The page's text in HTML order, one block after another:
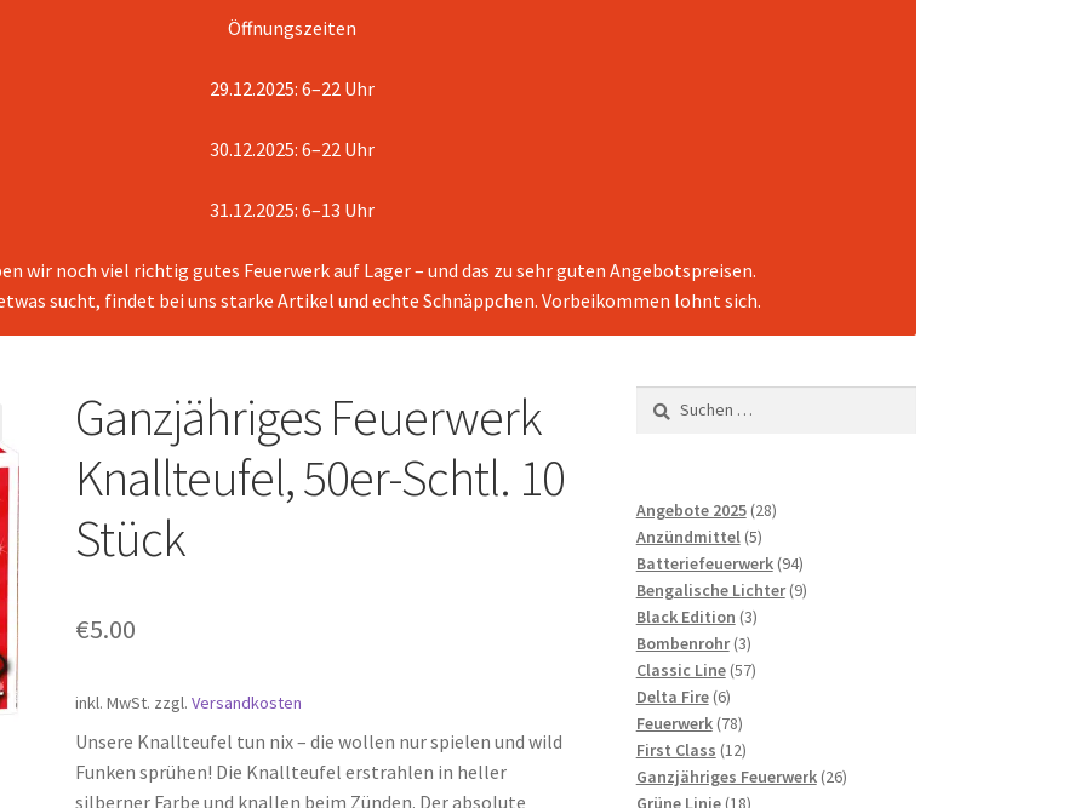
Öffnungszeiten
29.12.2025: 6–22 Uhr
30.12.2025: 6–22 Uhr
31.12.2025: 6–13 Uhr
wir noch viel richtig gutes Feuerwerk auf Lager – und das zu sehr guten Angebotspreisen.
sucht, findet bei uns starke Artikel und echte Schnäppchen. Vorbeikommen lohnt sich.
Ganzjähriges Feuerwerk
Knallteufel, 50er-Schtl. 10
Stück
€5.00
inkl. MwSt. zzgl.Versandkosten
Unsere Knallteufel tun nix – die wollen nur spielen und wild
Funken sprühen! Die Knallteufel erstrahlen in heller
silberner Farbe und knallen beim Zünden. Der absolute
Suchen
nach:
Angebote 2025 2828
Anzündmittel 55
Produkte
Batteriefeuerwerk 9494
Produkte
Bengalische Lichter 99
Black Edition 33
Bombenrohr 33
Produkte
Classic Line 5757
Delta Fire 66
Produkte
Feuerwerk 7878
Produkte
First Class 1212
Produkte
Ganzjähriges Feuerwerk 2626
Grüne Linie 1818